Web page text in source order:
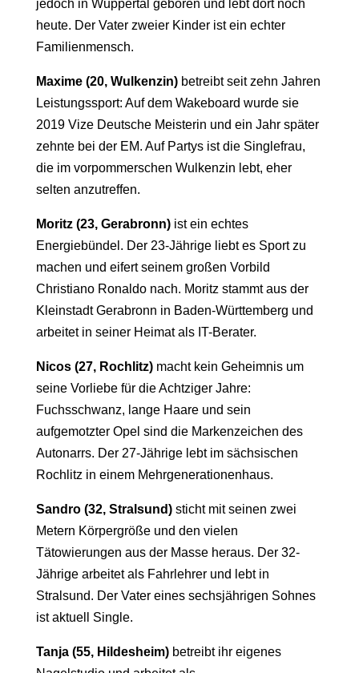
jedoch in Wuppertal geboren und lebt dort noch
heute. Der Vater zweier Kinder ist ein echter
Familienmensch.
Maxime (20, Wulkenzin)betreibt seit zehn Jahren
Leistungssport: Auf dem Wakeboard wurde sie
2019 Vize Deutsche Meisterin und ein Jahr später
zehnte bei der EM. Auf Partys ist die Singlefrau,
die im vorpommerschen Wulkenzin lebt, eher
selten anzutreffen.
Moritz (23, Gerabronn)ist ein echtes
Energiebündel. Der 23-Jährige liebt es Sport zu
machen und eifert seinem großen Vorbild
Christiano Ronaldo nach. Moritz stammt aus der
Kleinstadt Gerabronn in Baden-Württemberg und
arbeitet in seiner Heimat als IT-Berater.
Nicos (27, Rochlitz)macht kein Geheimnis um
seine Vorliebe für die Achtziger Jahre:
Fuchsschwanz, lange Haare und sein
aufgemotzter Opel sind die Markenzeichen des
Autonarrs. Der 27-Jährige lebt im sächsischen
Rochlitz in einem Mehrgenerationenhaus.
Sandro (32, Stralsund)sticht mit seinen zwei
Metern Körpergröße und den vielen
Tätowierungen aus der Masse heraus. Der 32-
Jährige arbeitet als Fahrlehrer und lebt in
Stralsund. Der Vater eines sechsjährigen Sohnes
ist aktuell Single.
Tanja (55, Hildesheim)betreibt ihr eigenes